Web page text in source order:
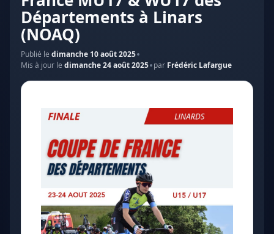
Départements à Linars
(NOAQ)
Publié le dimanche 10 août 2025
Mis à jour le dimanche 24 août 2025 par Frédéric Lafargue